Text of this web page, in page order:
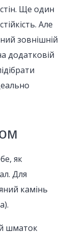
Ще один
Але
зовнішній
додатковій
як
Для
камінь
шматок